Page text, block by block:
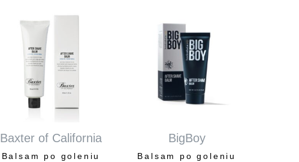
Baxter of California
Balsam po goleniu
BigBoy
Balsam po goleniu